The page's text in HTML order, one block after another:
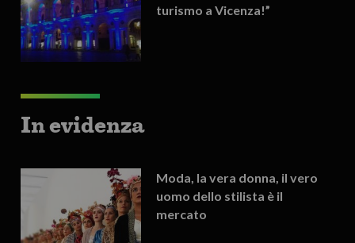
turismo a Vicenza!”
In evidenza
Moda, la vera donna, il vero
uomo dello stilista è il
mercato